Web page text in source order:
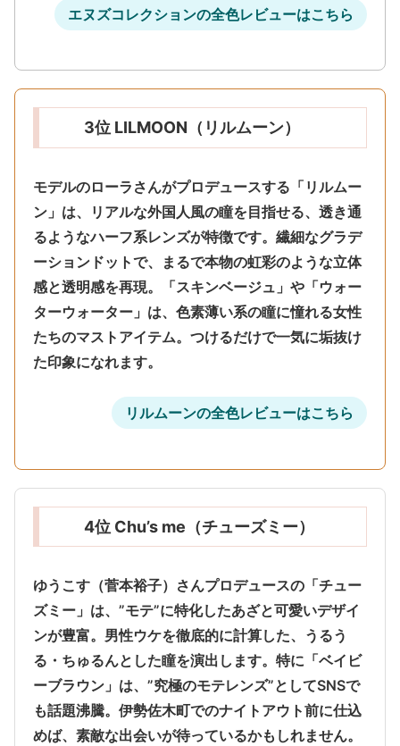
エヌズコレクションの全色レビューはこちら
3位 LILMOON（リルムーン）
モデルのローラさんがプロデュースする「リルムー
ン」は、
リアルな外国人風の瞳を目指せる、透き通
るようなハーフ系レンズが特徴です。繊細なグラデ
ーションドットで、まるで本物の虹彩のような立体
感と透明感を再現。「スキンベージュ」や「ウォー
ターウォーター」は、色素薄い系の瞳に憧れる女性
たちのマストアイテム。つけるだけで一気に垢抜け
た印象になれます。
リルムーンの全色レビューはこちら
4位 Chu’s me（チューズミー）
ゆうこす（菅本裕子）さんプロデュースの「チュー
ズミー」は、”モテ”に特化したあざと可愛いデザイ
ンが豊富。 男性ウケを徹底的に計算した、うるう
る・ちゅるんとした瞳を演出します。特に「ベイビ
ーブラウン」は、”究極のモテレンズ”としてSNSで
も話題沸騰。伊勢佐木町でのナイトアウト前に仕込
めば、素敵な出会いが待っているかもしれません。